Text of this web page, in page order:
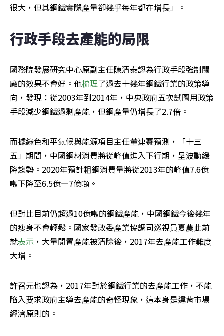
很大，但其鋼鐵實際產量卻幾乎每年都在增長」。
行政手段去產能的局限
國務院發展研究中心原副主任陳清泰認為行政手段強制關
廠的效果不會好。他梳理了過去十幾年鋼鐵行業的政策導
向，發現：從2003年到2014年，中央政府五次試圖用政策
手段減少鋼鐵過剩產能，但鋼產量仍增長了2.7倍。
而據綠色和平氣候與能源項目主任董連賽預測，「十三
五」期間，中國鋼材消費將從峰值進入下行期，呈波動緩
降趨勢。2020年預計粗鋼消費量將從2013年的峰值7.6億
噸下降至6.5億—7億噸。
但對比目前仍超過10億噸的鋼鐵產能，中國鋼鐵今後幾年
的瘦身不會輕鬆。國家發改委產業協調司巡視員夏農此前
就表示 ，大量閒置產能被清除後，2017年去產能工作難度
大增。
許召元也認為，2017年對於鋼鐵行業的去產能工作，不能
陷入要求政府主導去產能的奇怪現象，這本身是違背市場
經濟原則的。